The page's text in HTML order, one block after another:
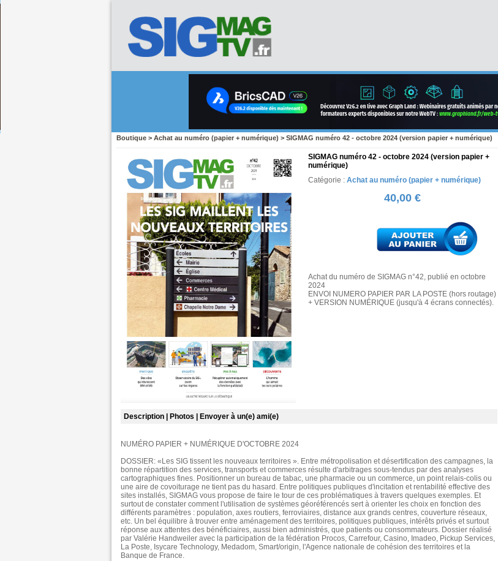
Boutique > Achat au numéro (papier + numérique) > SIGMAG numéro 42 - octobre 2024 (version papier + numérique)
SIGMAG numéro 42 - octobre 2024 (version papier +
numérique)
Catégorie : Achat au numéro (papier + numérique)
40,00 €
Achat du numéro de SIGMAG n°42, publié en octobre
2024
ENVOI NUMERO PAPIER PAR LA POSTE (hors routage)
+ VERSION NUMÉRIQUE (jusqu'à 4 écrans connectés).
Description | Photos | Envoyer à un(e) ami(e)
NUMÉRO PAPIER + NUMÉRIQUE D'OCTOBRE 2024
DOSSIER: «Les SIG tissent les nouveaux territoires ». Entre métropolisation et désertification des campagnes, la
bonne répartition des services, transports et commerces résulte d'arbitrages sous-tendus par des analyses
cartographiques fines. Positionner un bureau de tabac, une pharmacie ou un commerce, un point relais-colis ou
une aire de covoiturage ne tient pas du hasard. Entre politiques publiques d'incitation et rentabilité effective des
sites installés, SIGMAG vous propose de faire le tour de ces problématiques à travers quelques exemples. Et
surtout de constater comment l'utilisation de systèmes géoréférencés sert à orienter les choix en fonction des
différents paramètres : population, axes routiers, ferroviaires, distance aux grands centres, couverture réseaux,
etc. Un bel équilibre à trouver entre aménagement des territoires, politiques publiques, intérêts privés et surtout
réponse aux attentes des bénéficiaires, aussi bien administrés, que patients ou consommateurs. Dossier réalisé
par Valérie Handweiler avec la participation de la fédération Procos, Carrefour, Casino, Imadeo, Pickup Services,
La Poste, Isycare Technology, Medadom, Smart/origin, l'Agence nationale de cohésion des territoires et la
Banque de France.